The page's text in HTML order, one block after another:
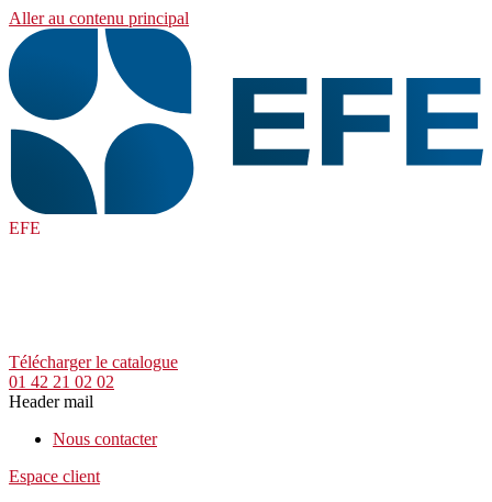
Aller au contenu principal
EFE
Télécharger le catalogue
01 42 21 02 02
Header mail
Nous contacter
Espace client